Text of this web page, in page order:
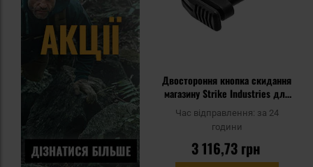
Двостороння кнопка скидання
магазину Strike Industries для
гвинтівок AR15 - Black
Час відправлення: за 24
години
3 116,73 грн